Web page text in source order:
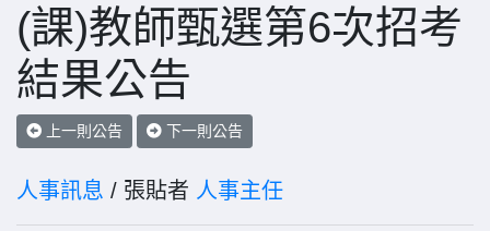
(課)教師甄選第6次招考
結果公告
上一則公告 下一則公告
人事訊息 / 張貼者 人事主任